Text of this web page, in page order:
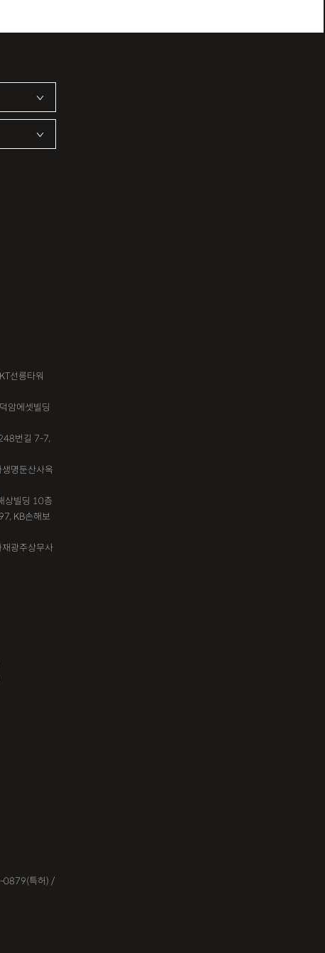
선릉타워
암에셋빌딩
번길 7-7,
명둔산사옥
상빌딩 10층
KB손해보
광주상무사
0879(특허) /